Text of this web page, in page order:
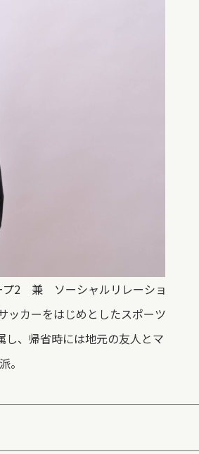
プ2 兼 ソーシャルリレーショ
カーをはじめとしたスポーツ
、帰省時には地元の友人とマ
。